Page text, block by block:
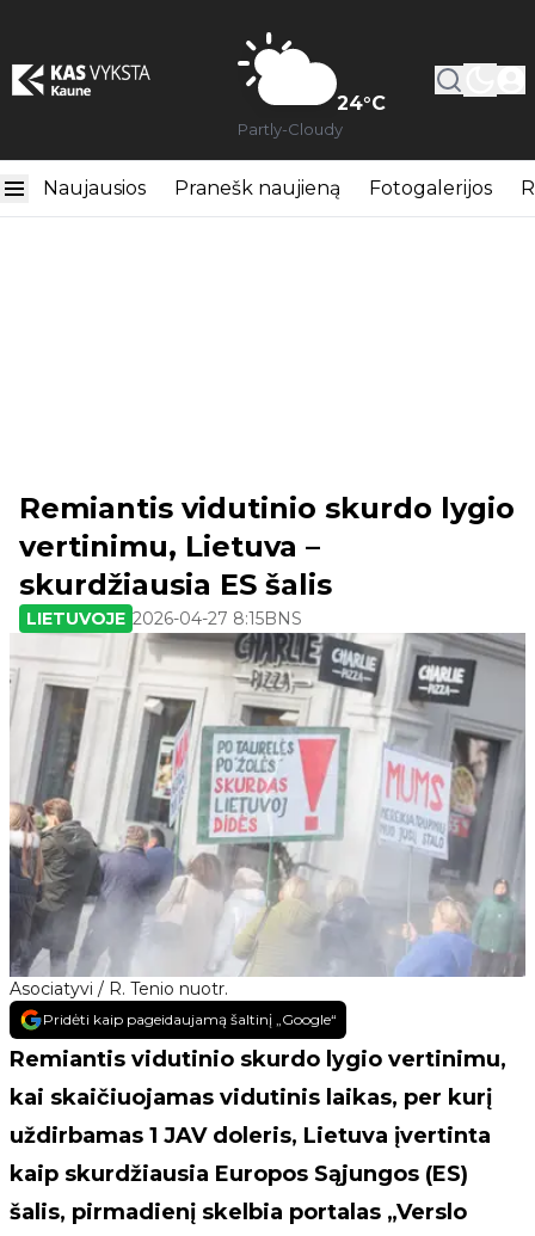
24°C
Partly-Cloudy
Naujausios Pranešk naujieną Fotogalerijos
Asociatyvi / R. Tenio nuotr.
Remiantis vidutinio skurdo lygio
vertinimu, Lietuva –
skurdžiausia ES šalis
LIETUVOJE 2026-04-27 8:15BNS
Pridėti kaip pageidaujamą šaltinį „Google“
Remiantis vidutinio skurdo lygio vertinimu,
kai skaičiuojamas vidutinis laikas, per kurį
uždirbamas 1 JAV doleris, Lietuva įvertinta
kaip skurdžiausia Europos Sąjungos (ES)
šalis, pirmadienį skelbia portalas „Verslo